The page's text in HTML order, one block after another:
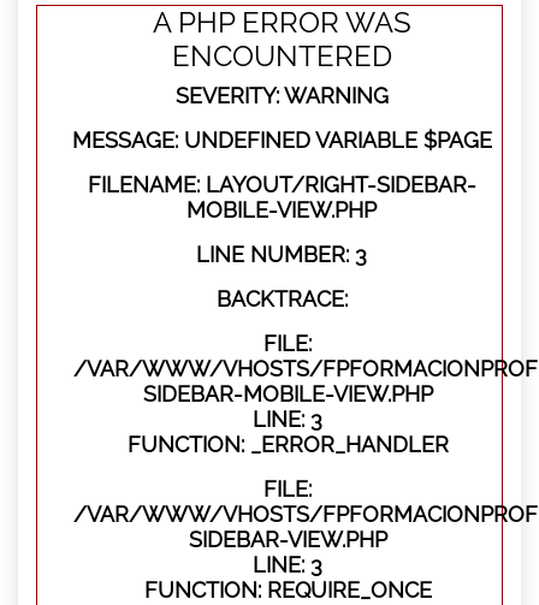
A PHP ERROR WAS
ENCOUNTERED
SEVERITY: WARNING
MESSAGE: UNDEFINED VARIABLE $PAGE
FILENAME: LAYOUT/RIGHT-SIDEBAR-
MOBILE-VIEW.PHP
LINE NUMBER: 3
BACKTRACE:
FILE:
/VAR/WWW/VHOSTS/
SIDEBAR-MOBILE-VIEW.PHP
LINE: 3
FUNCTION: _ERROR_HANDLER
FILE:
/VAR/WWW/VHOSTS/
SIDEBAR-VIEW.PHP
LINE: 3
FUNCTION: REQUIRE_ONCE